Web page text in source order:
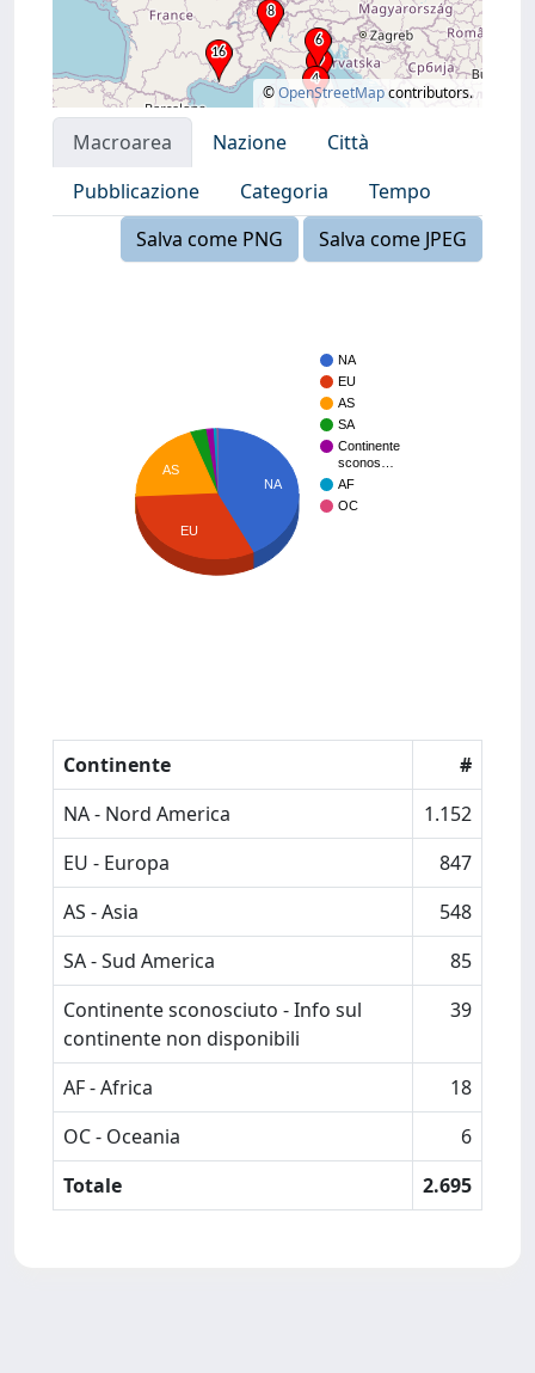
©OpenStreetMapcontributors.
Macroarea Nazione
Città
Pubblicazione
Categoria
Tempo
Salva come PNG
Salva come JPEG
NA
EU
AS
SA
Continente
sconos…
AF
OC
NA
AS
EU
Continente
#
NA - Nord America
1.152
EU - Europa
847
AS - Asia
548
SA - Sud America
85
Continente sconosciuto - Info sul
continente non disponibili
39
AF - Africa
18
OC - Oceania
6
Totale
2.695